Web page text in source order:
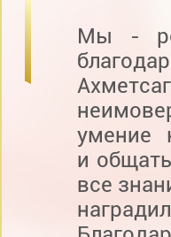
Мы -
умение
и
все